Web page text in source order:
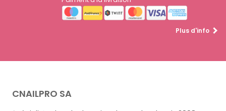
Plus d'info
CNAILPRO SA